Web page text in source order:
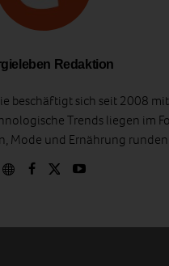
Redaktion
beschäftigt sich seit 2008
Trends liegen im
Mode und Ernährung